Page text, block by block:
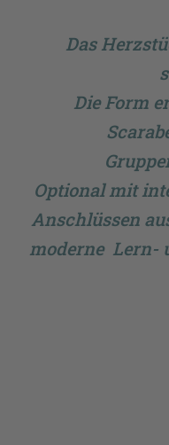
Das
Die Form
Optional mit
Anschlüssen
moderne Lern-